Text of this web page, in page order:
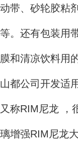
动带、砂轮胶粘
等。还有包装用
膜和清凉饮料用
山都公司开发适
又称RIM尼龙 ，
璃增强RIM尼龙